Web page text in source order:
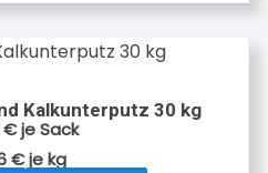
Kalkunterputz 30 kg
€je Sack
€jekg